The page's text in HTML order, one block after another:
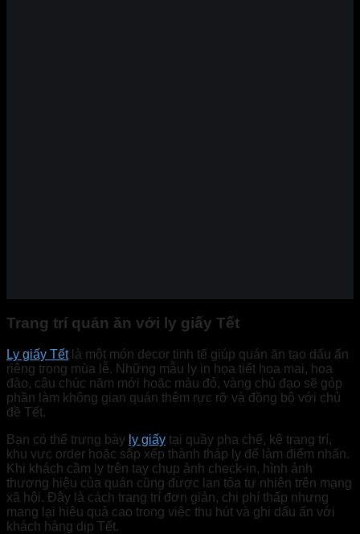
Trang trí quán ăn với ly giấy Tết
Ly giấy Tếtlà một món decor tinh tế giúp quán ăn tạo dấu ấn
riêng trong mùa lễ. Những mẫu ly in họa tiết hoa mai, hoa
đào, câu chúc năm mới hoặc màu đỏ, vàng chủ đạo sẽ góp
phần làm không gian quán thêm rực rỡ và đồng bộ với chủ
đề Tết.
Bạn có thể trưng bày ly giấy tại quầy pha chế, kệ trang trí,
khu vực order hoặc sắp xếp thành tháp ly để làm điểm nhấn.
Khi khách cầm ly trên tay chụp ảnh check-in, hình ảnh
thương hiệu của quán cũng được lan tỏa tự nhiên trên mạng
xã hội. Đây là cách trang trí đơn giản, chi phí thấp nhưng
mang lại hiệu quả cao trong việc thu hút và ghi dấu ấn với
khách hàng dịp Tết.